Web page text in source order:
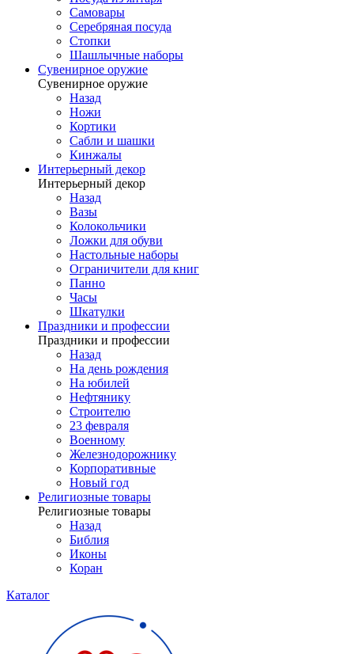
Самовары
Серебряная посуда
Стопки
Шашлычные наборы
Сувенирное оружие
Сувенирное оружие
Назад
Ножи
Кортики
Сабли и шашки
Кинжалы
Интерьерный декор
Интерьерный декор
Назад
Вазы
Колокольчики
Ложки для обуви
Настольные наборы
Ограничители для книг
Панно
Часы
Шкатулки
Праздники и профессии
Праздники и профессии
Назад
На день рождения
На юбилей
Нефтянику
Строителю
23 февраля
Военному
Железнодорожнику
Корпоративные
Новый год
Религиозные товары
Религиозные товары
Назад
Библия
Иконы
Коран
Каталог